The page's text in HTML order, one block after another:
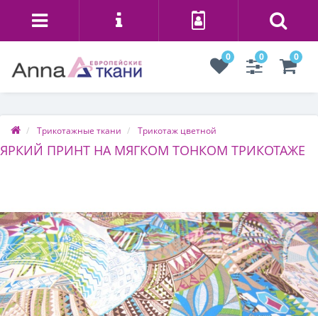
0 0 0
Трикотажные ткани Трикотаж цветной
ЯРКИЙ ПРИНТ НА МЯГКОМ ТОНКОМ ТРИКОТАЖЕ